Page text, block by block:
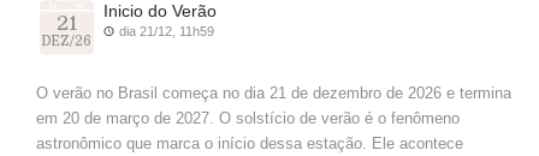
21
DEZ/26
Inicio do Verão
dia 21/12, 11h59
O verão no Brasil começa no dia 21 de dezembro de 2026 e termina
em 20 de março de 2027. O solstício de verão é o fenômeno
astronômico que marca o início dessa estação. Ele acontece